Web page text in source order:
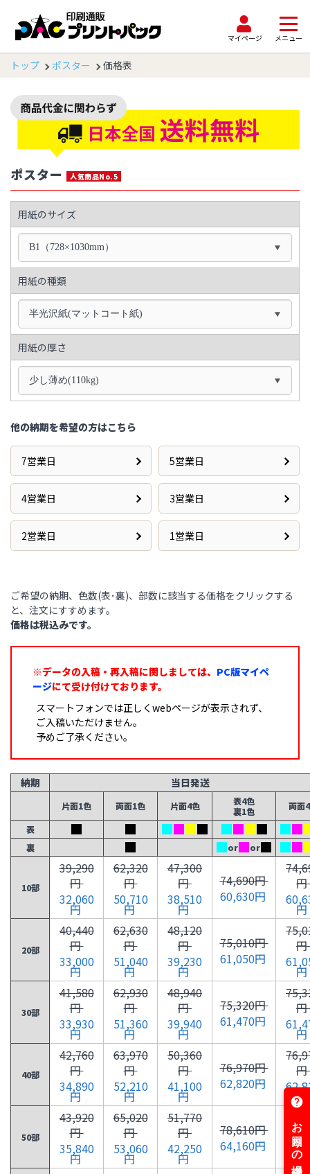
マイページ メニュー
トップ ポスター 価格表
ポスター 人気商品No.5
用紙のサイズ
B1（728×1030mm）
用紙の種類
半光沢紙(マットコート紙)
用紙の厚さ
少し薄め(110kg)
他の納期を希望の方はこちら
7営業日 5営業日
4営業日 3営業日
2営業日 1営業日
ご希望の納期、色数(表･裏)、部数に該当する価格をクリックする
と、注文にすすめます。
価格は税込みです。
※データの入稿・再入稿に関しましては、 PC版マイペ
ージにて受け付けております。
スマートフォンでは正しくwebページが表示されず、
ご入稿いただけません。
予めご了承ください。
納期 当日発送
片面1色 両面1色 片面4色
表4色
裏1色
両面
表
裏
or or
10部
39,290
円
32,060
円
62,320
円
50,710
円
47,300
円
38,510
円
74,690円
60,630円
円
円
20部
40,440
円
33,000
円
62,630
円
51,040
円
48,120
円
39,230
円
75,010円
61,050円
円
円
30部
41,580
円
33,930
円
62,930
円
51,360
円
48,940
円
39,940
円
75,320円
61,470円
円
円
40部
42,760
円
34,890
円
63,970
円
52,210
円
50,360
円
41,100
円
76,970円
62,820円
円
円
50部
43,920
円
35,840
円
65,020
円
53,060
円
51,770
円
42,250
円
78,610円
64,160円
円
円